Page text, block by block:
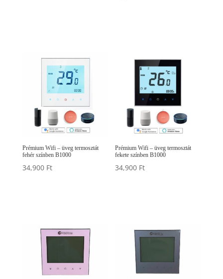
Prémium Wifi – üveg termosztát
fehér színben B1000
34,900 Ft
Prémium Wifi – üveg termosztát
fekete színben B1000
34,900 Ft